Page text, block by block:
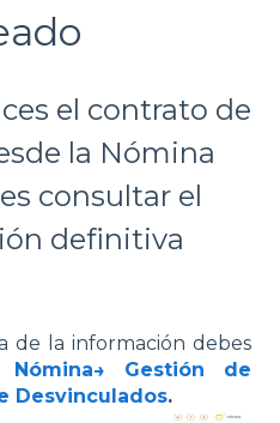
el contrato de
la Nómina
consultar el
definitiva
de la información debes
Nómina→ Gestión de
Desvinculados.